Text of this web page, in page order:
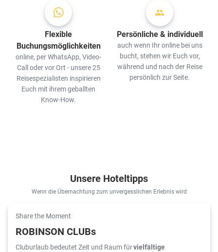
Flexible
Buchungsmöglichkeiten
online, per WhatsApp, Video-
Call oder vor Ort - unsere 25
Reisespezialisten inspirieren
Euch mit ihrem geballten
Know-How.
Persönliche & individuell
auch wenn Ihr online bei uns
bucht, stehen wir Euch vor,
während und nach der Reise
persönlich zur Seite.
Unsere Hoteltipps
Wenn die Übernachtung zum unvergesslichen Erlebnis wird
Share the Moment
ROBINSON CLUBs
Cluburlaub bedeutet Zeit und Raum fürvielfältige